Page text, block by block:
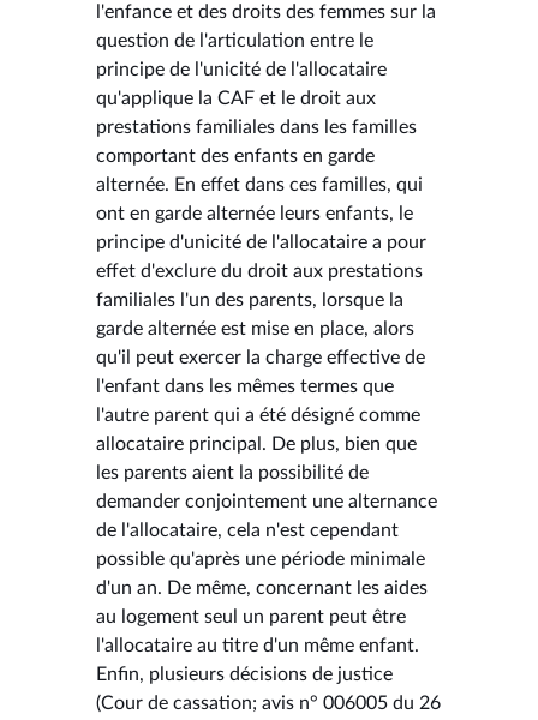
l'enfance et des droits des femmes sur la
question de l'articulation entre le
principe de l'unicité de l'allocataire
qu'applique la CAF et le droit aux
prestations familiales dans les familles
comportant des enfants en garde
alternée. En effet dans ces familles, qui
ont en garde alternée leurs enfants, le
principe d'unicité de l'allocataire a pour
effet d'exclure du droit aux prestations
familiales l'un des parents, lorsque la
garde alternée est mise en place, alors
qu'il peut exercer la charge effective de
l'enfant dans les mêmes termes que
l'autre parent qui a été désigné comme
allocataire principal. De plus, bien que
les parents aient la possibilité de
demander conjointement une alternance
de l'allocataire, cela n'est cependant
possible qu'après une période minimale
d'un an. De même, concernant les aides
au logement seul un parent peut être
l'allocataire au titre d'un même enfant.
Enfin, plusieurs décisions de justice
(Cour de cassation; avis n° 006005 du 26